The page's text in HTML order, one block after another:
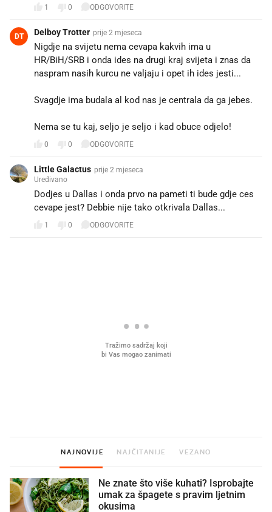
1 0 ODGOVORITE
DT Delboy Trotter prije 2 mjeseca
Nigdje na svijetu nema cevapa kakvih ima u
HR/BiH/SRB i onda ides na drugi kraj svijeta i znas da
naspram nasih kurcu ne valjaju i opet ih ides jesti...
Svagdje ima budala al kod nas je centrala da ga jebes.
Nema se tu kaj, seljo je seljo i kad obuce odjelo!
0 0 ODGOVORITE
Little Galactus prije 2 mjeseca
Uređivano
Dodjes u Dallas i onda prvo na pameti ti bude gdje ces
cevape jest? Debbie nije tako otkrivala Dallas...
1 0 ODGOVORITE
NAJNOVIJE NAJČITANIJE VEZANO
Ne znate što više kuhati? Isprobajte
umak za špagete s pravim ljetnim
okusima